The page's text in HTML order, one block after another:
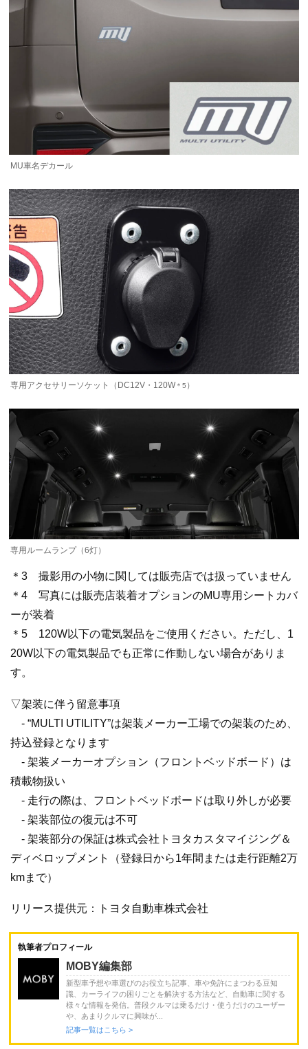
MU車名デカール
専用アクセサリーソケット（DC12V・120W ＊5 ）
専用ルームランプ（6灯）
＊3 撮影用の小物に関しては販売店では扱っていません
＊4 写真には販売店装着オプションのMU専用シートカバ
ーが装着
＊5 120W以下の電気製品をご使用ください。ただし、1
20W以下の電気製品でも正常に作動しない場合がありま
す。
▽架装に伴う留意事項
- “MULTI UTILITY”は架装メーカー工場での架装のため、
持込登録となります
- 架装メーカーオプション（フロントベッドボード）は
積載物扱い
- 走行の際は、フロントベッドボードは取り外しが必要
- 架装部位の復元は不可
- 架装部分の保証は株式会社トヨタカスタマイジング＆
ディベロップメント（登録日から1年間または走行距離2万
kmまで）
リリース提供元：トヨタ自動車株式会社
執筆者プロフィール
MOBY編集部
新型車予想や車選びのお役立ち記事、車や免許にまつわる豆知
識、カーライフの困りごとを解決する方法など、自動車に関する
様々な情報を発信。普段クルマは乗るだけ・使うだけのユーザー
や、あまりクルマに興味が...
記事一覧はこちら >